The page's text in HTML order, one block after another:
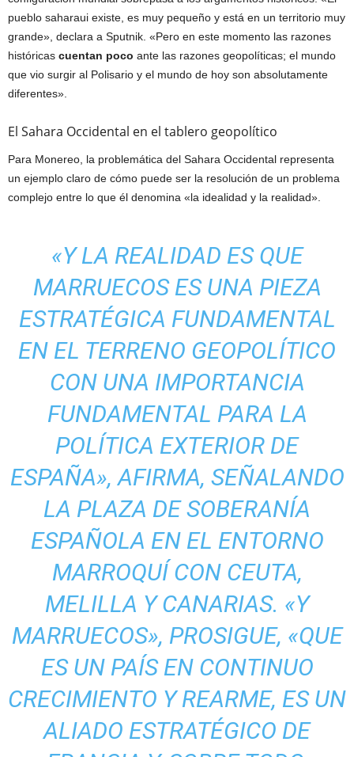
pueblo saharaui existe, es muy pequeño y está en un territorio muy
grande», declara a Sputnik. «Pero en este momento las razones
históricas cuentan poco ante las razones geopolíticas; el mundo
que vio surgir al Polisario y el mundo de hoy son absolutamente
diferentes».
El Sahara Occidental en el tablero geopolítico
Para Monereo, la problemática del Sahara Occidental representa
un ejemplo claro de cómo puede ser la resolución de un problema
complejo entre lo que él denomina «la idealidad y la realidad».
«Y LA REALIDAD ES QUE
MARRUECOS ES UNA PIEZA
ESTRATÉGICA FUNDAMENTAL
EN EL TERRENO GEOPOLÍTICO
CON UNA IMPORTANCIA
FUNDAMENTAL PARA LA
POLÍTICA EXTERIOR DE
ESPAÑA», AFIRMA, SEÑALANDO
LA PLAZA DE SOBERANÍA
ESPAÑOLA EN EL ENTORNO
MARROQUÍ CON CEUTA,
MELILLA Y CANARIAS. «Y
MARRUECOS», PROSIGUE, «QUE
ES UN PAÍS EN CONTINUO
CRECIMIENTO Y REARME, ES UN
ALIADO ESTRATÉGICO DE